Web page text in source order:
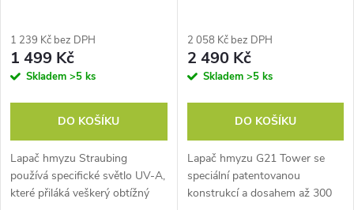
1 239 Kč bez DPH
1 499 Kč
Skladem >5 ks
DO KOŠÍKU
Lapač hmyzu Straubing
používá specifické světlo UV-A,
které přiláká veškerý obtížný
2 058 Kč bez DPH
2 490 Kč
Skladem >5 ks
DO KOŠÍKU
Lapač hmyzu G21 Tower se
speciální patentovanou
konstrukcí a dosahem až 300